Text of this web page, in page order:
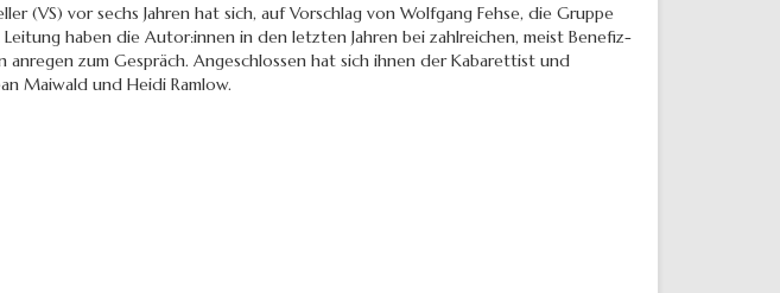
(VS) vor sechs Jahren hat sich, auf Vorschlag von Wolfgang Fehse, die Gruppe
haben die Autor:innen in den letzten Jahren bei zahlreichen, meist Benefiz-
zum Gespräch. Angeschlossen hat sich ihnen der Kabarettist und
Maiwald und Heidi Ramlow.